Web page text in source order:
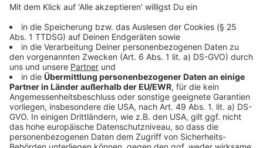
Anzeige
Viele Dämme in NRW sind in den vergangenen
Jahrzehnten vernachlässigt worden - so steht es in
einem Bericht aus dem NRW-Umweltministerium. In
Nordrhein-Westfalen gibt es entlang der Flüsse auf
über 500 Kilometern Länge verschiedenste Deiche.
Bei ungefähr der Hälfte besteht laut
Umweltministerium Handlungsbedarf - da muss also